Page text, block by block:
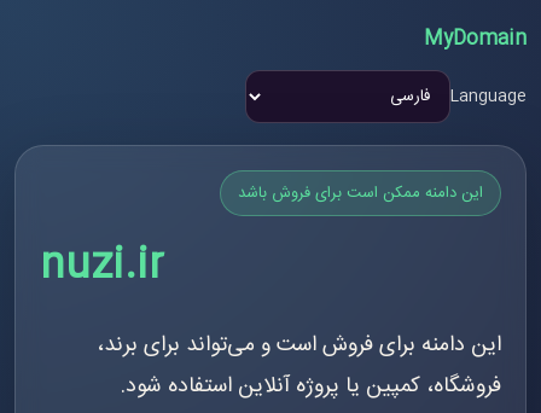
MyDomain
Language
این دامنه ممکن است برای فروش باشد
nuzi.ir
این دامنه برای فروش است و می‌تواند برای برند،
فروشگاه، کمپین یا پروژه آنلاین استفاده شود.